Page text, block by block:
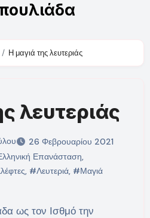
Η μαγιά της λευτεριάς
λευτεριάς
26 Φεβρουαρίου 2021
Επανάσταση,
, #Λευτεριά, #Μαγιά